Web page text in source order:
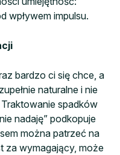
wpływem impulsu.
bardzo ci się chce, a
naturalne i nie
spadków
nadaję” podkopuje
można patrzeć na
za wymagający, może